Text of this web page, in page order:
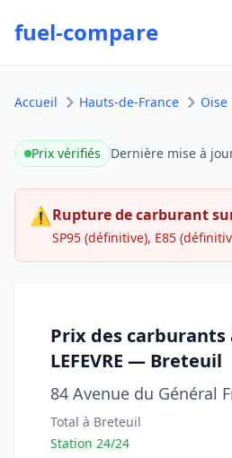
fuel-compare
Accueil Hauts-de-France Oise
Prix vérifiés Dernière mise à
⚠Rupture de carburant
SP95 (définitive), E85
Prix des carburants
LEFEVRE — Breteuil
84 Avenue du Général
Total à Breteuil
Station 24/24